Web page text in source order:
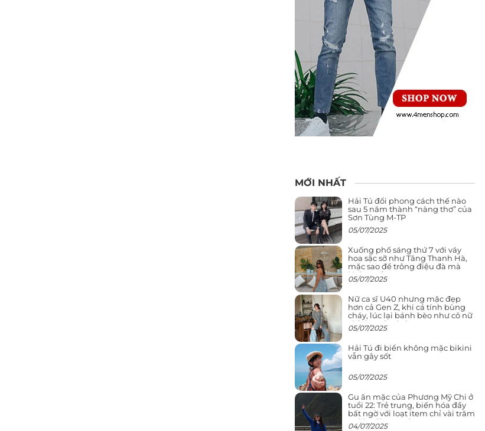
MỚI NHẤT
Hải Tú đổi phong cách thế nào
sau 5 năm thành “nàng thơ” của
Sơn Tùng M-TP
05/07/2025
Xuống phố sáng thứ 7 với váy
hoa sặc sỡ như Tăng Thanh Hà,
mặc sao để trông điệu đà mà
không sến
05/07/2025
Nữ ca sĩ U40 nhưng mặc đẹp
hơn cả Gen Z, khi cá tính bùng
cháy, lúc lại bánh bèo như cô nữ
chính ngôn tình
05/07/2025
Hải Tú đi biển không mặc bikini
vẫn gây sốt
05/07/2025
Gu ăn mặc của Phương Mỹ Chi ở
tuổi 22: Trẻ trung, biến hóa đầy
bất ngờ với loạt item chỉ vài trăm
nghìn đã mua được
04/07/2025